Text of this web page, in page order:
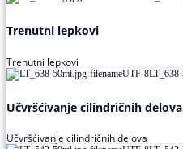
Trenutni lepkovi
Trenutni lepkovi
Učvršćivanje cilindričnih delova
Učvršćivanje cilindričnih delova